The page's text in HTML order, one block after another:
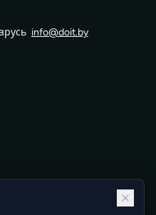
info@doit.by